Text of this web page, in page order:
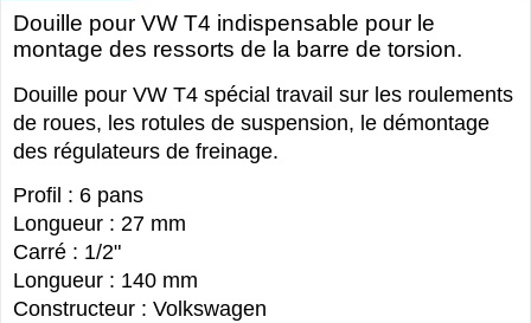
Douille pour VW T4 indispensable pour le
montage des ressorts de la barre de torsion.
Douille pour VW T4 spécial travail sur les roulements
de roues, les rotules de suspension, le démontage
des régulateurs de freinage.
Profil : 6 pans
Longueur : 27 mm
Carré : 1/2"
Longueur : 140 mm
Constructeur : Volkswagen